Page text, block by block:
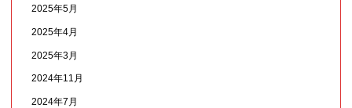
2025年5月
2025年4月
2025年3月
2024年11月
2024年7月